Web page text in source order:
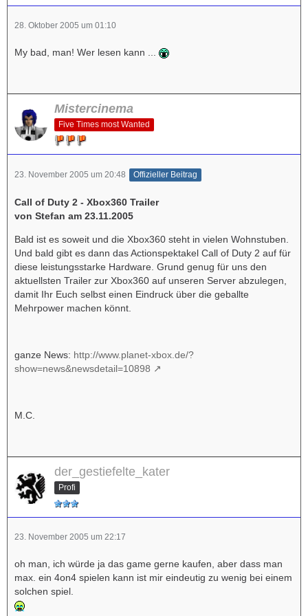
28. Oktober 2005 um 01:10
My bad, man! Wer lesen kann ...
Mistercinema
Five Times most Wanted
23. November 2005 um 20:48 Offizieller Beitrag
Call of Duty 2 - Xbox360 Trailer
von Stefan am 23.11.2005
Bald ist es soweit und die Xbox360 steht in vielen Wohnstuben.
Und bald gibt es dann das Actionspektakel Call of Duty 2 auf für
diese leistungsstarke Hardware. Grund genug für uns den
aktuellsten Trailer zur Xbox360 auf unseren Server abzulegen,
damit Ihr Euch selbst einen Eindruck über die geballte
Mehrpower machen könnt.
ganze News: http://www.planet-xbox.de/?
show=news&newsdetail=10898
M.C.
der_gestiefelte_kater
Profi
23. November 2005 um 22:17
oh man, ich würde ja das game gerne kaufen, aber dass man
max. ein 4on4 spielen kann ist mir eindeutig zu wenig bei einem
solchen spiel.